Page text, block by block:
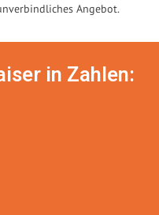
Angebot.
in Zahlen: